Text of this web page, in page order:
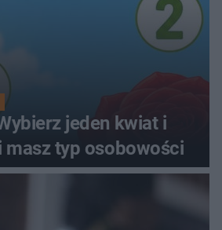
jeden kwiat i
masz typ osobowości